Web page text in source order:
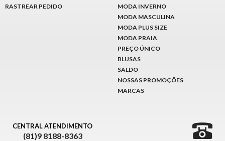
RASTREAR PEDIDO
MODA INVERNO
MODA MASCULINA
MODA PLUS SIZE
MODA PRAIA
PREÇO ÚNICO
BLUSAS
SALDO
NOSSAS PROMOÇÕES
MARCAS
CENTRAL ATENDIMENTO
(81)9 8188-8363